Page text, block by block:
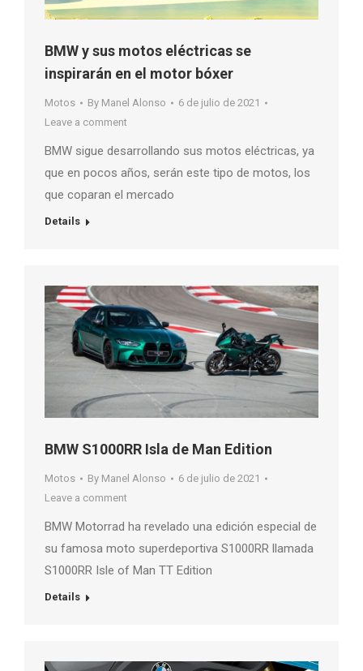
BMW y sus motos eléctricas se
inspirarán en el motor bóxer
Motos By Manel Alonso
6 de julio de 2021
Leave a comment
BMW sigue desarrollando sus motos eléctricas, ya
que en pocos años, serán este tipo de motos, los
que coparan el mercado
Details
BMW S1000RR Isla de Man Edition
Motos By Manel Alonso
6 de julio de 2021
Leave a comment
BMW Motorrad ha revelado una edición especial de
su famosa moto superdeportiva S1000RR llamada
S1000RR Isle of Man TT Edition
Details